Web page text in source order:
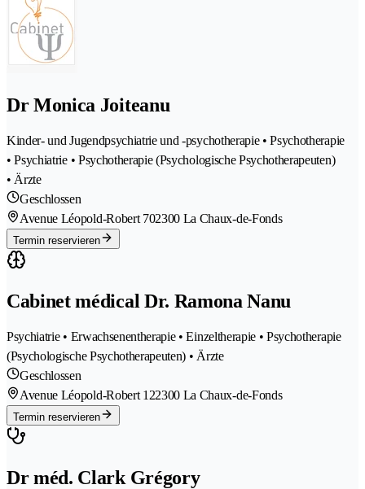
Dr Monica Joiteanu
Kinder- und Jugendpsychiatrie und -psychotherapie • Psychotherapie
• Psychiatrie • Psychotherapie (Psychologische Psychotherapeuten)
• Ärzte
Geschlossen
Avenue Léopold-Robert 702300 La Chaux-de-Fonds
Termin reservieren
Cabinet médical Dr. Ramona Nanu
Psychiatrie • Erwachsenentherapie • Einzeltherapie • Psychotherapie
(Psychologische Psychotherapeuten) • Ärzte
Geschlossen
Avenue Léopold-Robert 122300 La Chaux-de-Fonds
Termin reservieren
Dr méd. Clark Grégory